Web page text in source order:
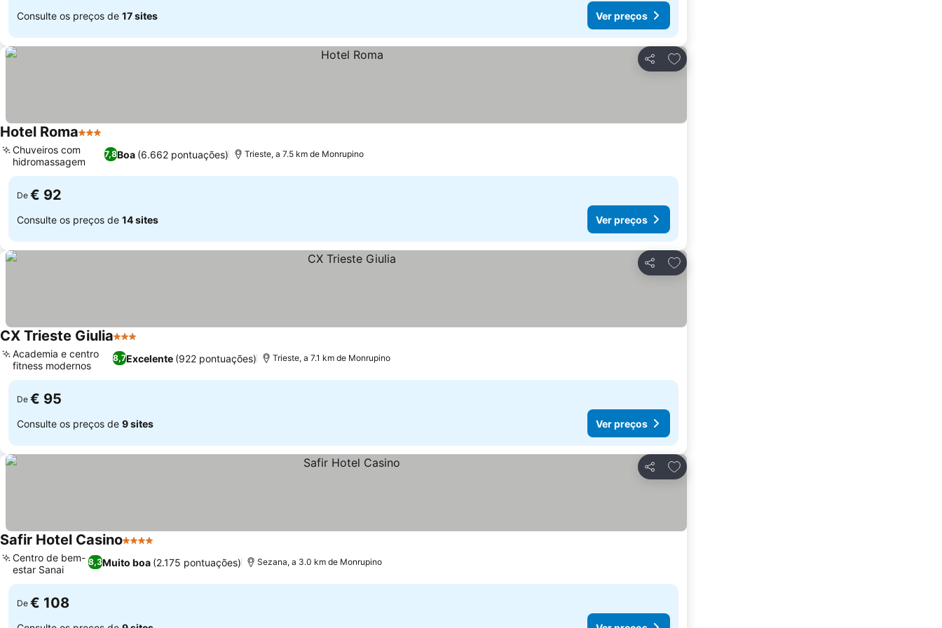
Consulte os preços de 17 sites Ver preços
Partilhar
Adicionar aos favoritos
Hotel Roma3 Estrelas
7,8Boa (6.662 pontuações)
Chuveiros com
hidromassagem
Trieste, a 7.5 km de Monrupino
De € 92
Consulte os preços de 14 sites Ver preços
Partilhar
Adicionar aos favoritos
CX Trieste Giulia3 Estrelas
8,7Excelente (922 pontuações)
Academia e centro
fitness modernos
Trieste, a 7.1 km de Monrupino
De € 95
Consulte os preços de 9 sites Ver preços
Partilhar
Adicionar aos favoritos
Safir Hotel Casino4 Estrelas
8,3Muito boa (2.175 pontuações)
Centro de bem-
estar Sanai
Sezana, a 3.0 km de Monrupino
De € 108